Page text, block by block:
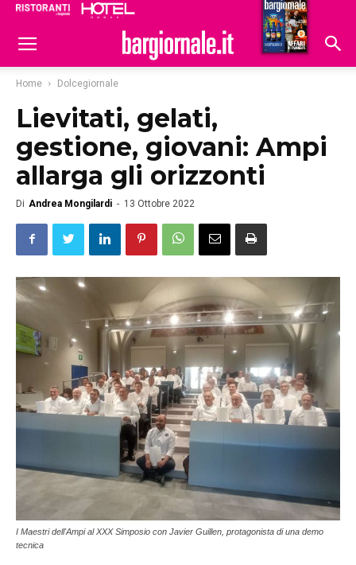
Hoteldomani
Home Dolcegiornale
Lievitati, gelati,
gestione, giovani: Ampi
allarga gli orizzonti
Di Andrea Mongilardi - 13 Ottobre 2022
I Maestri dell'Ampi al XXX Simposio con Javier Guillen, protagonista di una demo
tecnica